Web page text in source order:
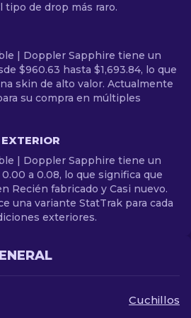
tipo de drop más raro.
| Doppler Sapphire tiene un
$960.63 hasta $1,693.84, lo que
skin de alto valor. Actualmente
su compra en múltiples
| Doppler Sapphire tiene un
a 0.08, lo que significa que
Recién fabricado y Casi nuevo.
una variante StatTrak para cada
exteriores.
Cuchillos